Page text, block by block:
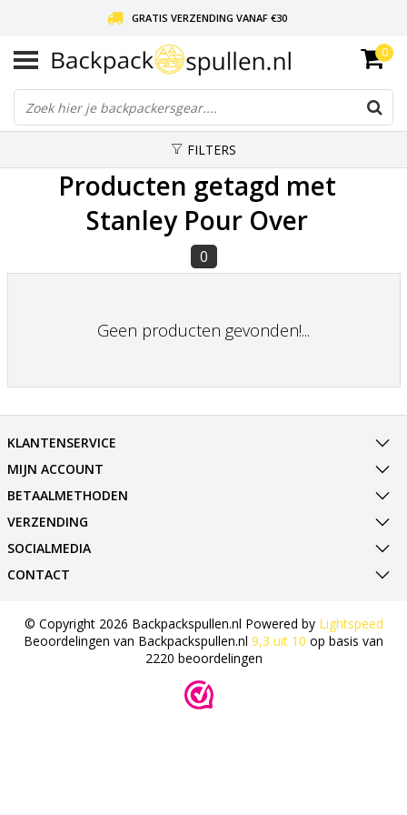
GRATIS VERZENDING VANAF €30
LIEFDE VOOR BACKPACKEN!
30 DAGEN GRATIS RETOUR
0
FILTERS
Producten getagd met
Stanley Pour Over
0
Geen producten gevonden!...
KLANTENSERVICE
MIJN ACCOUNT
BETAALMETHODEN
VERZENDING
SOCIALMEDIA
CONTACT
© Copyright 2026 Backpackspullen.nl Powered by Lightspeed
Beoordelingen van Backpackspullen.nl 9,3 uit 10 op basis van
2220 beoordelingen